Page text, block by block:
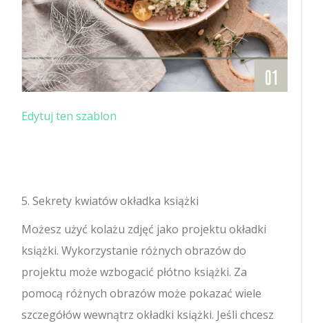
Edytuj ten szablon
5. Sekrety kwiatów okładka książki
Możesz użyć kolażu zdjęć jako projektu okładki
książki. Wykorzystanie różnych obrazów do
projektu może wzbogacić płótno książki. Za
pomocą różnych obrazów może pokazać wiele
szczegółów wewnątrz okładki książki. Jeśli chcesz